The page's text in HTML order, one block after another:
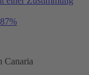
87%
Canaria